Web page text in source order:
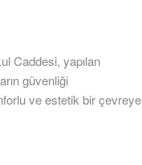
Caddesi, yapılan
güvenliği
ve estetik bir çevreye